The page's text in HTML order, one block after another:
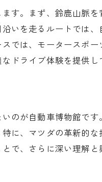
ーシッププログラム
スタイルの変化
鹿市で実感する方法と
きる試乗コース
エンジニアの声
技術レポート
の参加方法
る新車選びの新たな視
す。まず、鈴鹿山脈
いを走るルートでは
では、モータースポ
ドライブ体験を提供し
のが自動車博物館で
に、マツダの革新的
で、さらに深い理解